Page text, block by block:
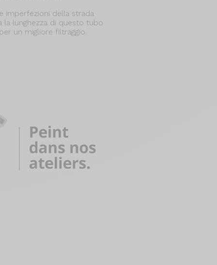
imperfezioni della strada
lunghezza di questo tubo
un migliore filtraggio.